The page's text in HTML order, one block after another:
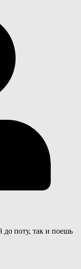
до поту, так и поешь